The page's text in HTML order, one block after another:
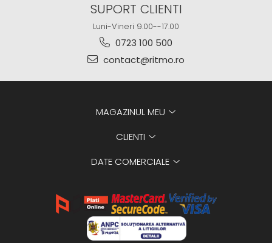
SUPORT CLIENTI
Luni-Vineri 9.00--17.00
0723 100 500
contact@ritmo.ro
MAGAZINUL MEU
CLIENTI
DATE COMERCIALE